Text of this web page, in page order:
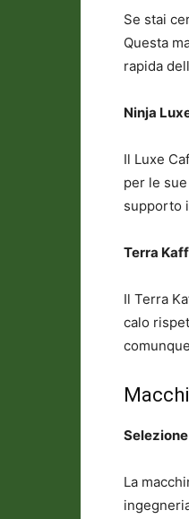
Se stai
Questa
rapida
Ninja
Il Luxe
per le
supporto
Terra
Il Terra
calo
La